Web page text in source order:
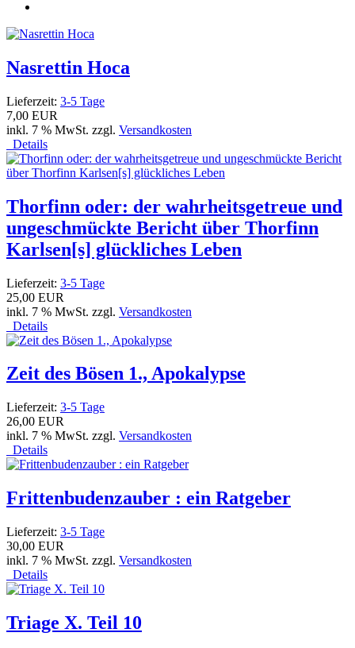
Nasrettin Hoca
Lieferzeit: 3-5 Tage
7,00 EUR
inkl. 7 % MwSt. zzgl. Versandkosten
Details
Thorfinn oder: der wahrheitsgetreue und
ungeschmückte Bericht über Thorfinn
Karlsen[s] glückliches Leben
Lieferzeit: 3-5 Tage
25,00 EUR
inkl. 7 % MwSt. zzgl. Versandkosten
Details
Zeit des Bösen 1., Apokalypse
Lieferzeit: 3-5 Tage
26,00 EUR
inkl. 7 % MwSt. zzgl. Versandkosten
Details
Frittenbudenzauber : ein Ratgeber
Lieferzeit: 3-5 Tage
30,00 EUR
inkl. 7 % MwSt. zzgl. Versandkosten
Details
Triage X. Teil 10